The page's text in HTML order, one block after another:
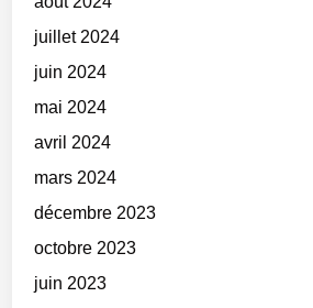
juillet 2024
juin 2024
mai 2024
avril 2024
mars 2024
décembre 2023
octobre 2023
juin 2023